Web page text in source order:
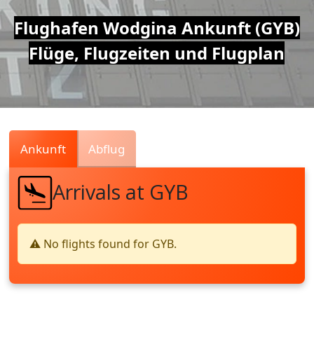
Air
Traffic
Live
Flughafen Wodgina Ankunft (GYB)
Flüge, Flugzeiten und Flugplan
Ankunft Abflug
Arrivals at GYB
⚠️ No flights found for GYB.